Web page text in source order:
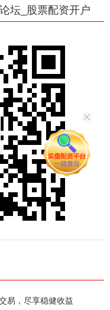
坛_股票配资开户
易，尽享稳健收益